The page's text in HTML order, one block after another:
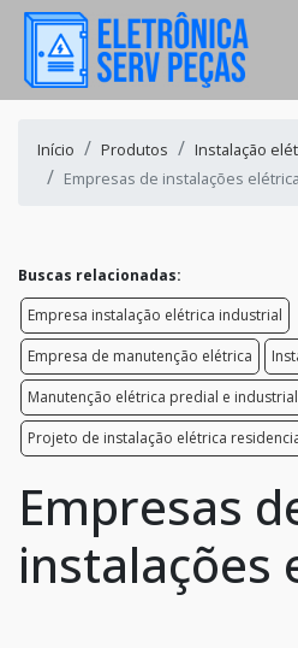
Início Produtos
Instalação
Empresas de instalações
Buscas relacionadas:
Empresa instalação elétrica industrial
Empresa de manutenção elétrica
Manutenção elétrica predial e industrial
Projeto de instalação elétrica
Empresas
instalações